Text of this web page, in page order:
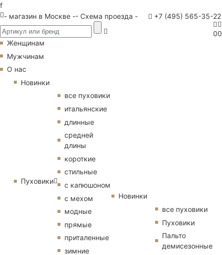
f
- магазин в Москве -- Схема проезда - +7 (495) 565-35-22
00
Женщинам
Мужчинам
О нас
Новинки
Пуховики
все пуховики
итальянские
длинные
средней
длины
короткие
стильные
с капюшоном
с мехом
модные
прямые
приталенные
зимние
Новинки
все пуховики
Пуховики
Пальто
демисезонные